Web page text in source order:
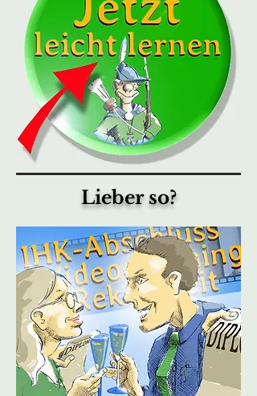
Lieber so?